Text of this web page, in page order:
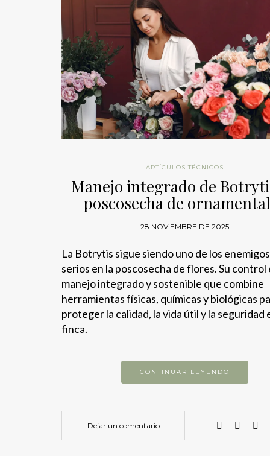
ARTÍCULOS TÉCNICOS
Manejo integrado de
poscosecha de
28 NOVIEMBRE DE 2025
La Botrytis sigue siendo uno de los
serios en la poscosecha de flores. Su control
manejo integrado y sostenible que combine
herramientas físicas, químicas y biológicas
proteger la calidad, la vida útil y la seguridad
finca.
CONTINUAR LEYENDO
Dejar un comentario